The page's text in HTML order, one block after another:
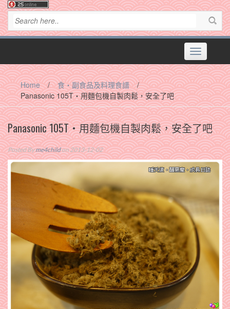
Toggle
navigation
Home / 食‧副食品及料理食譜
/
Panasonic 105T‧用麵包機自製肉鬆，安全了吧
Panasonic 105T‧用麵包機自製肉鬆，安全了吧
Posted Byme4childon 2013-12-02